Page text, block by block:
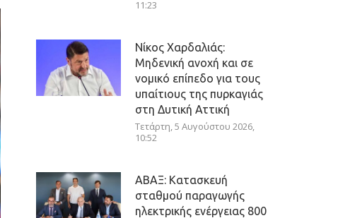
11:23
Νίκος Χαρδαλιάς:
Μηδενική ανοχή και σε
νομικό επίπεδο για τους
υπαίτιους της πυρκαγιάς
στη Δυτική Αττική
Τετάρτη, 5 Αυγούστου 2026,
10:52
ΑΒΑΞ: Κατασκευή
σταθμού παραγωγής
ηλεκτρικής ενέργειας 800